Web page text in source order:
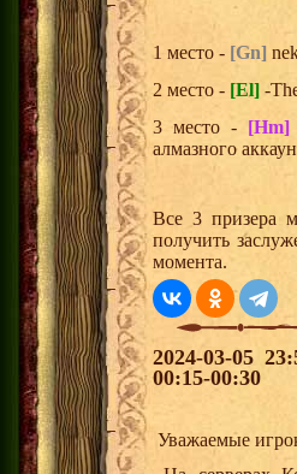
1 место - [Gn]
2 место - [El] -
3 место - [Hm]
алмазного
Все 3 призера
получить
момента.
2024-03-05
00:15-00:30
Уважаемые